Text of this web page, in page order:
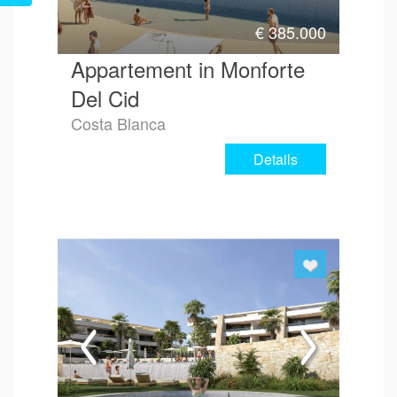
€385.000
Appartement in Monforte
Del Cid
Costa Blanca
Details